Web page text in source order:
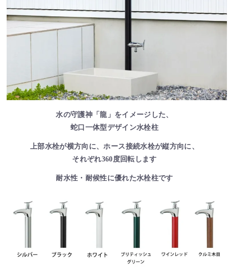
水の守護神「龍」をイメージした、
蛇口一体型デザイン水栓柱
上部水栓が横方向に、ホース接続水栓が縦方向に、
それぞれ360度回転します
耐水性・耐候性に優れた水栓柱です